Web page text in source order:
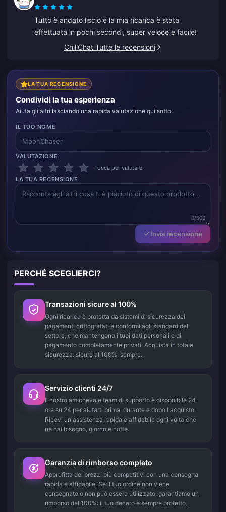
Tutto è andato liscio e la mia ricarica è stata
effettuata in pochi secondi, super veloce e facile!
ChillChat Tutte le recensioni
LA TUA RECENSIONE
Condividi la tua esperienza
Aiuta gli altri lasciando una rapida valutazione qui sotto.
IL TUO NOME
VALUTAZIONE
Tocca per valutare
LA TUA RECENSIONE
0/500
Invia recensione
PERCHÉ SCEGLIERCI?
Transazioni sicure al 100%
Ogni ricarica è protetta da sistemi di sicurezza dei
pagamenti crittografati e conformi agli standard del
settore, che mantengono i tuoi dati personali e di
pagamento completamente privati. Acquista in totale
sicurezza: sicuro al 100%, sempre.
Servizio clienti 24/7
Il nostro amichevole team di supporto è disponibile 24
ore su 24 per aiutarti prima, durante e dopo l'acquisto.
Ricevi un'assistenza rapida e affidabile ogni volta che
ne hai bisogno, giorno e notte.
Garanzia di rimborso completo
Approfitta dei prezzi più competitivi con una consegna
rapida e affidabile. Se il tuo ordine non viene
consegnato o non può essere utilizzato, garantiamo un
rimborso del 100%: il tuo denaro è sempre protetto.